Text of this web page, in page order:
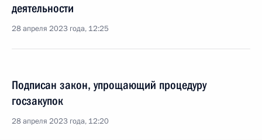
деятельности
28 апреля 2023 года, 12:25
Подписан закон, упрощающий процедуру
госзакупок
28 апреля 2023 года, 12:20